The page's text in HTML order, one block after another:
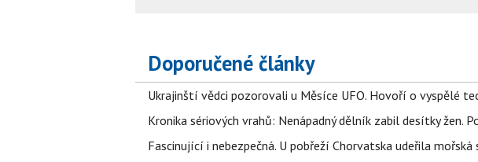
Doporučené články
Ukrajinští vědci pozorovali u Měsíce UFO. Hovoří o vyspělé
Kronika sériových vrahů: Nenápadný dělník zabil desítky žen.
Fascinující i nebezpečná. U pobřeží Chorvatska udeřila mořská